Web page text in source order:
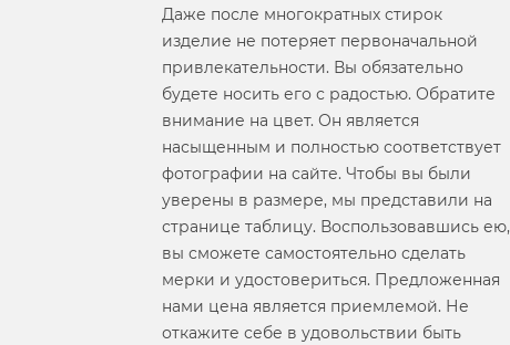
Даже после многократных стирок
изделие не потеряет первоначальной
привлекательности. Вы обязательно
будете носить его с радостью. Обратите
внимание на цвет. Он является
насыщенным и полностью соответствует
фотографии на сайте. Чтобы вы были
уверены в размере, мы представили на
странице таблицу. Воспользовавшись ею,
вы сможете самостоятельно сделать
мерки и удостовериться. Предложенная
нами цена является приемлемой. Не
откажите себе в удовольствии быть